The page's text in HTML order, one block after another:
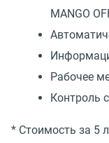
MANGO
Рабочее
Контроль
* Стоимость за 5